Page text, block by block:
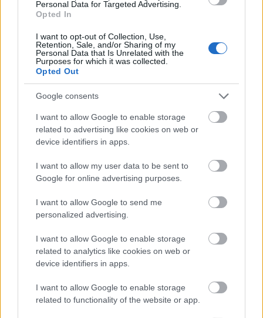
Personal Data for Targeted Advertising.
Opted In
I want to opt-out of Collection, Use,
Retention, Sale, and/or Sharing of my
Personal Data that Is Unrelated with the
Purposes for which it was collected.
Opted Out
Google consents
I want to allow Google to enable storage
related to advertising like cookies on web or
device identifiers in apps.
I want to allow my user data to be sent to
Google for online advertising purposes.
I want to allow Google to send me
personalized advertising.
I want to allow Google to enable storage
related to analytics like cookies on web or
device identifiers in apps.
I want to allow Google to enable storage
related to functionality of the website or app.
EU irányelv ellenére csúszik a
digitális átállás
Tech| 2010.12.21 13:26
Szalai Annamária hivatala
Tech | 2010.10.07 13:09
Digitális földfelszíni televíziós
is
Tech| 2010.06.11 10:21
Fokozatos analóg lekapcsolást
tervez az NHH
Megemelték Budapesten a DVB-T
jelerősségét
Tovább javul a hazai DVB-T